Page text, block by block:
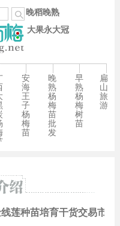
晚稻晚熟
大果永大冠
安
海
王
子
杨
梅
苗
晚
熟
杨
梅
苗
批
发
早
熟
杨
梅
树
苗
扁
山
旅
游
莲种苗培育干货交易市场